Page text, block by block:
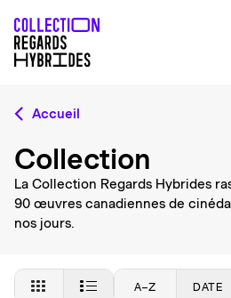
Accueil
Collection
La Collection Regards Hybrides
90 œuvres canadiennes de
nos jours.
A–Z DATE